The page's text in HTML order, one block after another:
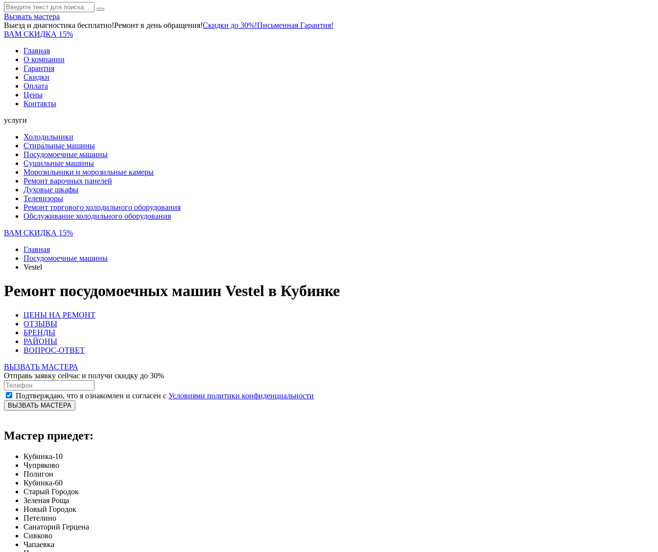
Вызвать мастера
Выезд и диагностика бесплатно!Ремонт в день обращения!Скидки до 30%!Письменная Гарантия!
ВАМ СКИДКА 15%
Главная
О компании
Гарантия
Скидки
Оплата
Цены
Контакты
услуги
Холодильники
Стиральные машины
Посудомоечные машины
Сушильные машины
Морозильники и морозильные камеры
Ремонт варочных панелей
Духовые шкафы
Телевизоры
Ремонт торгового холодильного оборудования
Обслуживание холодильного оборудования
ВАМ СКИДКА 15%
Главная
Посудомоечные машины
Vestel
Ремонт посудомоечных машин Vestel в Кубинке
ЦЕНЫ НА РЕМОНТ
ОТЗЫВЫ
БРЕНДЫ
РАЙОНЫ
ВОПРОС-ОТВЕТ
ВЫЗВАТЬ МАСТЕРА
Отправь заявку сейчас и получи скидку до 30%
Подтверждаю, что я ознакомлен и согласен с Условиями политики конфиденциальности
ВЫЗВАТЬ МАСТЕРА
Мастер приедет:
Кубинка-10
Чупряково
Полигон
Кубинка-60
Старый Городок
Зеленая Роща
Новый Городок
Петелино
Санаторий Герцена
Сивково
Чапаевка